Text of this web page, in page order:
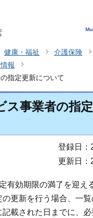
健康・福祉
介護保険
報
指定更新について
ス事業者の指
登録日：
更新日：
有効期限の満了を迎え
の更新を行う場合、一
載された日までに、